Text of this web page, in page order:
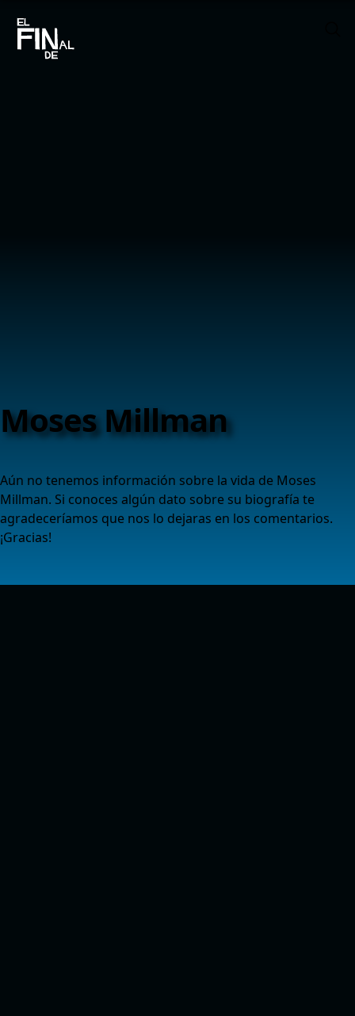
Moses Millman
Aún no tenemos información sobre la vida de Moses
Millman. Si conoces algún dato sobre su biografía te
agradeceríamos que nos lo dejaras en los comentarios.
¡Gracias!